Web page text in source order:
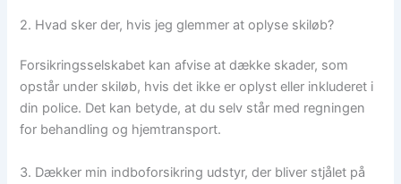
2. Hvad sker der, hvis jeg glemmer at oplyse skiløb?
Forsikringsselskabet kan afvise at dække skader, som
opstår under skiløb, hvis det ikke er oplyst eller inkluderet i
din police. Det kan betyde, at du selv står med regningen
for behandling og hjemtransport.
3. Dækker min indboforsikring udstyr, der bliver stjålet på